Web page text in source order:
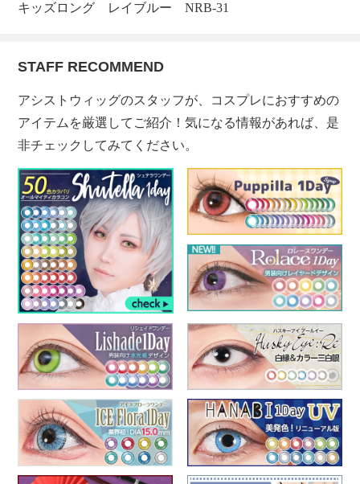
キッズロング レイブルー NRB-31
STAFF RECOMMEND
アシストウィッグのスタッフが、コスプレにおすすめの
アイテムを厳選してご紹介！気になる情報があれば、是
非チェックしてみてください。